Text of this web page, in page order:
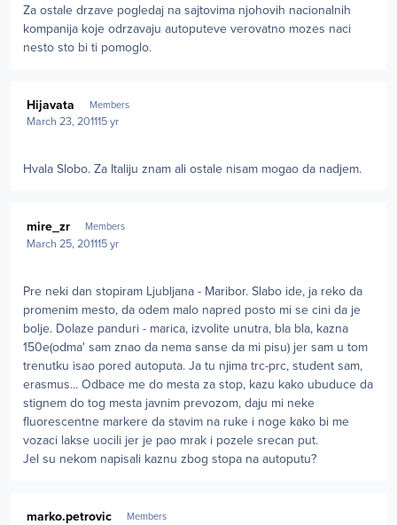
Za ostale drzave pogledaj na sajtovima njohovih nacionalnih
kompanija koje odrzavaju autoputeve verovatno mozes naci
nesto sto bi ti pomoglo.
Hijavata Members
March 23, 201115 yr
Hvala Slobo. Za Italiju znam ali ostale nisam mogao da nadjem.
mire_zr Members
March 25, 201115 yr
Pre neki dan stopiram Ljubljana - Maribor. Slabo ide, ja reko da
promenim mesto, da odem malo napred posto mi se cini da je
bolje. Dolaze panduri - marica, izvolite unutra, bla bla, kazna
150e(odma' sam znao da nema sanse da mi pisu) jer sam u tom
trenutku isao pored autoputa. Ja tu njima trc-prc, student sam,
erasmus... Odbace me do mesta za stop, kazu kako ubuduce da
stignem do tog mesta javnim prevozom, daju mi neke
fluorescentne markere da stavim na ruke i noge kako bi me
vozaci lakse uocili jer je pao mrak i pozele srecan put.
Jel su nekom napisali kaznu zbog stopa na autoputu?
marko.petrovic Members